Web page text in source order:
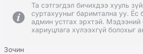
Та сэтгэгдэл бичихдээ хууль
суртахууныг баримтална уу. Ёс
админ устгах эрхтэй. Мэдээний
хариуцлага хүлээхгүй болохыг
Зочин